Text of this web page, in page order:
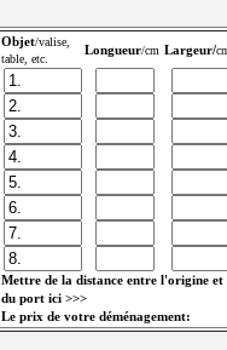
Objet/valise,
table, etc.
Longueur/cm Largeur/
Mettre de la distance entre l'origine et
du port ici >>>
Le prix de votre déménagement: